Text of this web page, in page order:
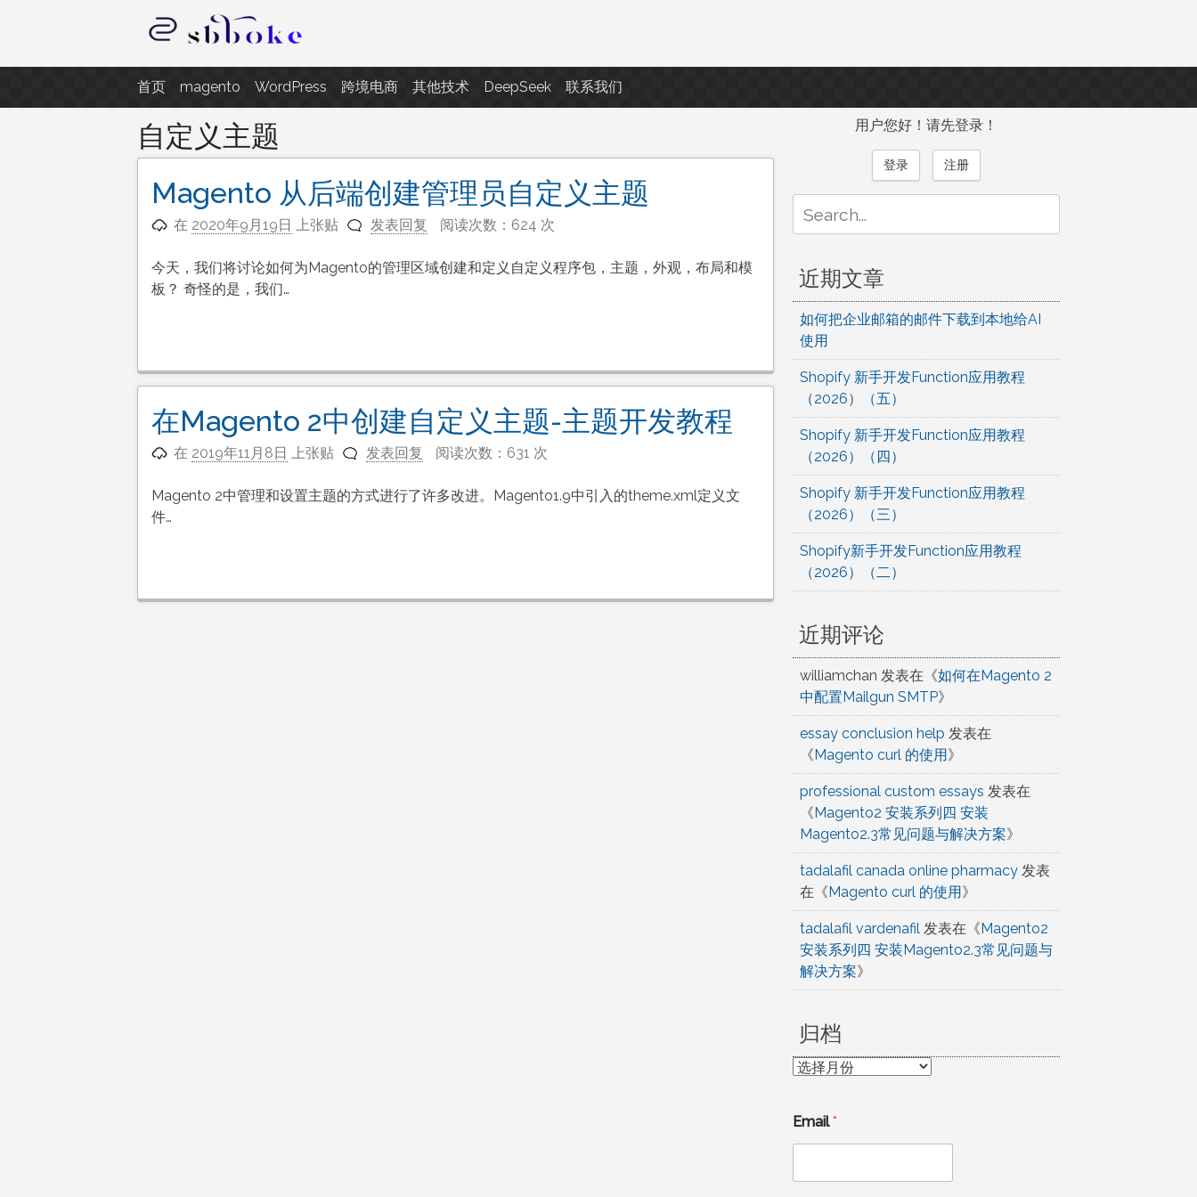
至
内
容
记录跨境电商独立站开发遇到的点点滴滴
首页 magento WordPress 跨境电商 其他技术 DeepSeek 联系我们
自定义主题
Magento 从后端创建管理员自定义主题
在 2020年9月19日 上张贴 发表回复 阅读次数：624 次
今天，我们将讨论如何为Magento的管理区域创建和定义自定义程序包，主题，外观，布局和模
板？ 奇怪的是，我们…
在Magento 2中创建自定义主题-主题开发教程
在 2019年11月8日 上张贴 发表回复 阅读次数：631 次
Magento 2中管理和设置主题的方式进行了许多改进。Magento1.9中引入的theme.xml定义文
件…
用户您好！请先登录！
登录 注册
for:
近期文章
如何把企业邮箱的邮件下载到本地给AI
使用
Shopify 新手开发Function应用教程
（2026）（五）
Shopify 新手开发Function应用教程
（2026）（四）
Shopify 新手开发Function应用教程
（2026）（三）
Shopify新手开发Function应用教程
（2026）（二）
近期评论
williamchan 发表在《如何在Magento 2
中配置Mailgun SMTP》
essay conclusion help 发表在
《Magento curl 的使用》
professional custom essays 发表在
《Magento2 安装系列四 安装
Magento2.3常见问题与解决方案》
tadalafil canada online pharmacy发表
在《Magento curl 的使用》
tadalafil vardenafil发表在《Magento2
安装系列四 安装Magento2.3常见问题与
解决方案》
归档
归
Email*